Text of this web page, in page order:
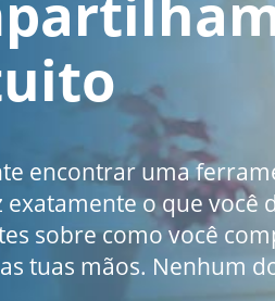
encontrar uma
exatamente o que você
sobre como você
tuas mãos. Nenhum